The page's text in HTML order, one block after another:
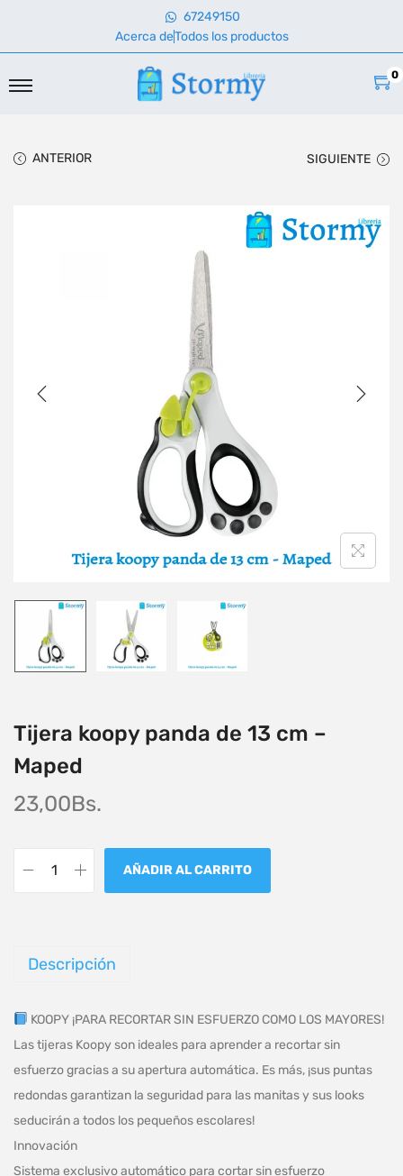
67249150
Acerca deTodos los productos
0
ANTERIOR SIGUIENTE
Tijera koopy panda de 13 cm –
Maped
23,00Bs.
AÑADIR AL CARRITO
Descripción
KOOPY ¡PARA RECORTAR SIN ESFUERZO COMO LOS MAYORES!
Las tijeras Koopy son ideales para aprender a recortar sin
esfuerzo gracias a su apertura automática. Es más, ¡sus puntas
redondas garantizan la seguridad para las manitas y sus looks
seducirán a todos los pequeños escolares!
Innovación
Sistema exclusivo automático para cortar sin esfuerzo